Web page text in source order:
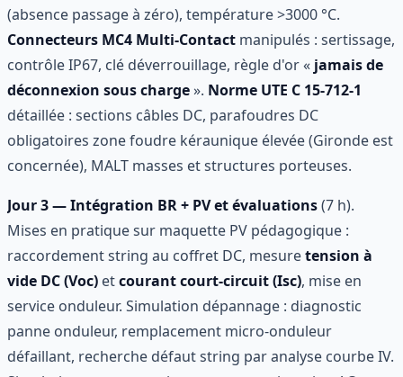
(absence passage à zéro), température >3000 °C.
Connecteurs MC4 Multi-Contact manipulés : sertissage,
contrôle IP67, clé déverrouillage, règle d'or « jamais de
déconnexion sous charge». Norme UTE C 15-712-1
détaillée : sections câbles DC, parafoudres DC
obligatoires zone foudre kéraunique élevée (Gironde est
concernée), MALT masses et structures porteuses.
Jour 3 — Intégration BR + PV et évaluations(7 h).
Mises en pratique sur maquette PV pédagogique :
raccordement string au coffret DC, mesuretension à
vide DC (Voc) etcourant court-circuit (Isc), mise en
service onduleur. Simulation dépannage : diagnostic
panne onduleur, remplacement micro-onduleur
défaillant, recherche défaut string par analyse courbe IV.